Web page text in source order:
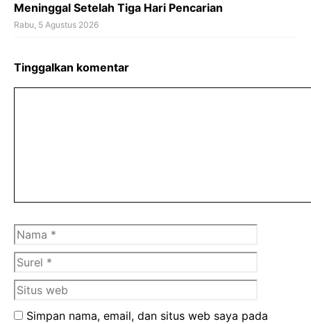
Meninggal Setelah Tiga Hari Pencarian
Rabu, 5 Agustus 2026
Tinggalkan komentar
Nama
web
Simpan nama, email, dan situs web saya pada